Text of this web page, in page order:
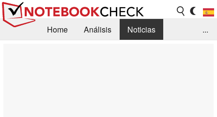
Home Análisis
Noticias
...